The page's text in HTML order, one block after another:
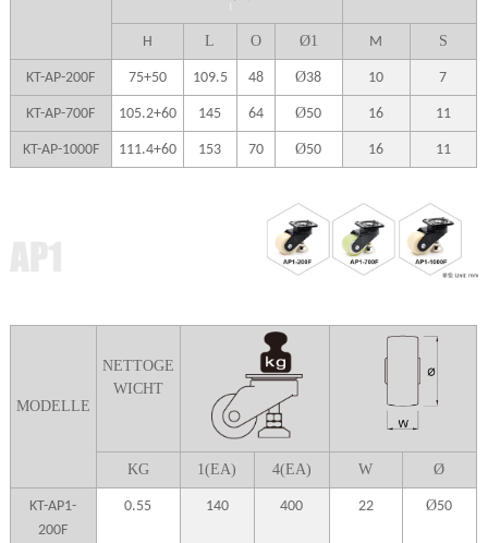
H L O Ø1 M S
KT-AP-200F 75+50 109.5 48 Ø38 10 7
KT-AP-700F 105.2+60 145 64 Ø50 16 11
KT-AP-1000F 111.4+60 153 70 Ø50 16 11
MODELLE
NETTOGE
WICHT
KG 1(EA) 4(EA) W Ø
KT-AP1-
200F
0.55 140 400 22 Ø50